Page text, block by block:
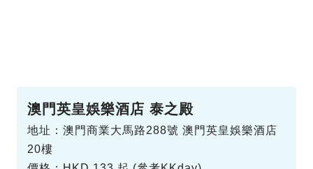
澳門英皇娛樂酒店 泰之殿
地址：澳門商業大馬路288號 澳門英皇娛樂酒店
20樓